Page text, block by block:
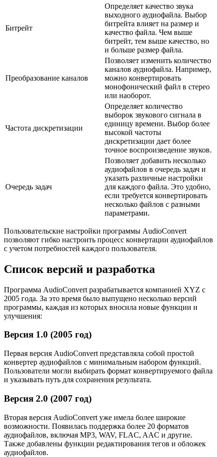
Битрейт
Определяет качество звука
выходного аудиофайла. Выбор
битрейта влияет на размер и
качество файла. Чем выше
битрейт, тем выше качество, но
и больше размер файла.
Преобразование каналов
Позволяет изменить количество
каналов аудиофайла. Например,
можно конвертировать
монофонический файл в стерео
или наоборот.
Частота дискретизации
Определяет количество
выборок звукового сигнала в
единицу времени. Выбор более
высокой частоты
дискретизации дает более
точное воспроизведение звуков.
Очередь задач
Позволяет добавить несколько
аудиофайлов в очередь задач и
указать различные настройки
для каждого файла. Это удобно,
если требуется конвертировать
несколько файлов с разными
параметрами.
Пользовательские настройки программы AudioConvert
позволяют гибко настроить процесс конвертации аудиофайлов
с учетом потребностей каждого пользователя.
Список версий и разработка
Программа AudioConvert разрабатывается компанией XYZ с
2005 года. За это время было выпущено несколько версий
программы, каждая из которых вносила новые функции и
улучшения:
Версия 1.0 (2005 год)
Первая версия AudioConvert представляла собой простой
конвертер аудиофайлов с минимальным набором функций.
Пользователи могли выбирать формат конвертируемого файла
и указывать путь для сохранения результата.
Версия 2.0 (2007 год)
Вторая версия AudioConvert уже имела более широкие
возможности. Появилась поддержка более 20 форматов
аудиофайлов, включая MP3, WAV, FLAC, AAC и другие.
Также добавлены функции редактирования тегов и обложек
аудиофайлов.